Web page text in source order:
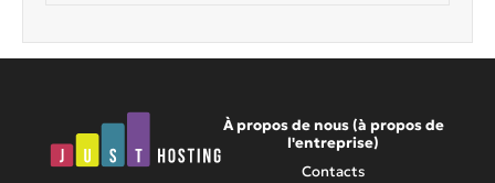
À propos de nous (à propos de
l'entreprise)
Contacts